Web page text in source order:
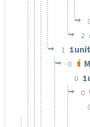
2
1
0
0
0